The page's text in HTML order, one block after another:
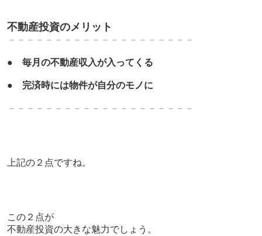
不動産投資のメリット
－－－－－－－－－－－－－－－－－－－－
● 毎月の不動産収入が入ってくる
● 完済時には物件が自分のモノに
－－－－－－－－－－－－－－－－－－－－
上記の２点ですね。
この２点が
不動産投資の大きな魅力でしょう。